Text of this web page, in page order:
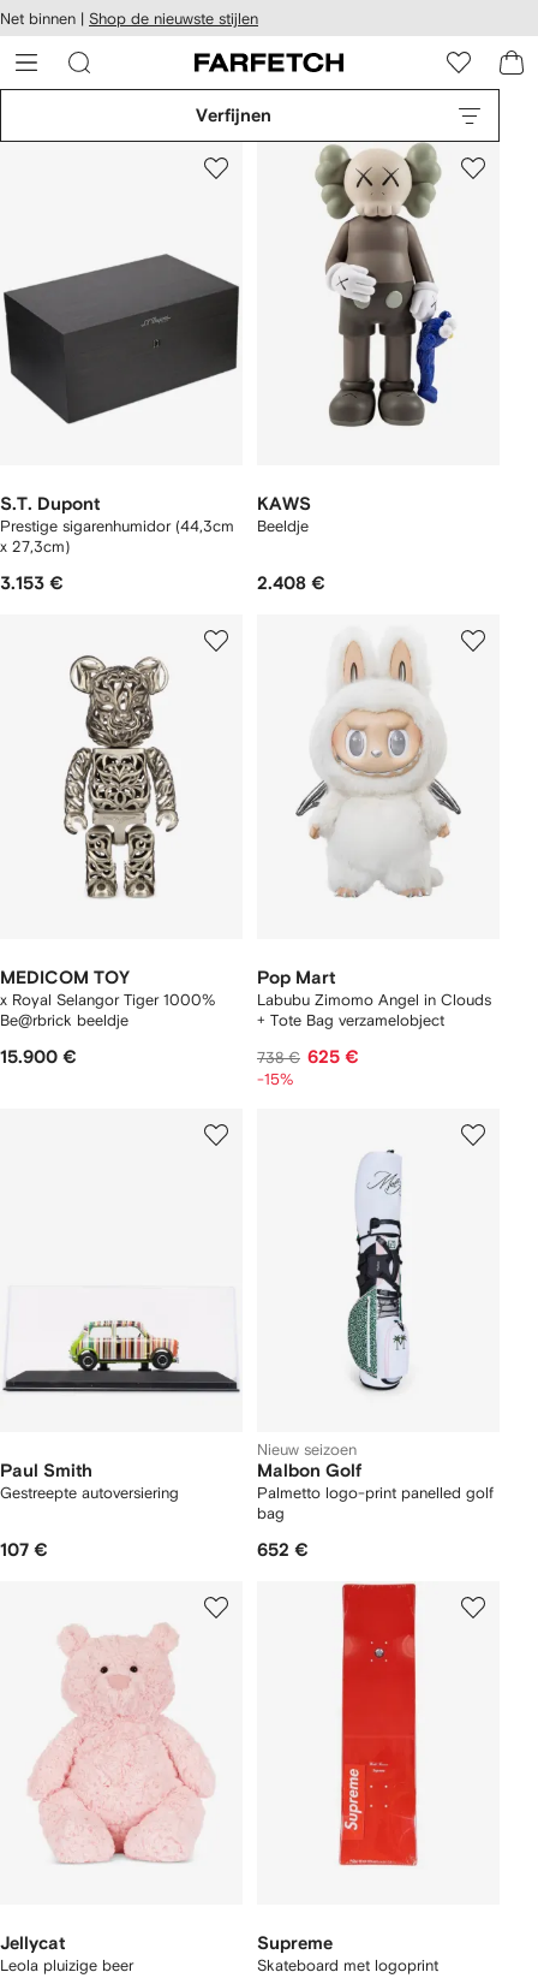
over en
naar de
Net binnen | Shop de nieuwste stijlen
Verfijnen
S.T. Dupont
Prestige sigarenhumidor (44,3cm
x 27,3cm)
3.153 €
KAWS
Beeldje
2.408 €
MEDICOM TOY
x Royal Selangor Tiger 1000%
Be@rbrick beeldje
15.900 €
Pop Mart
Labubu Zimomo Angel in Clouds
+ Tote Bag verzamelobject
738 € 625 €
-15%
Paul Smith
Gestreepte autoversiering
107 €
Nieuw seizoen
Malbon Golf
Palmetto logo-print panelled golf
bag
652 €
Jellycat
Leola pluizige beer
Supreme
Skateboard met logoprint